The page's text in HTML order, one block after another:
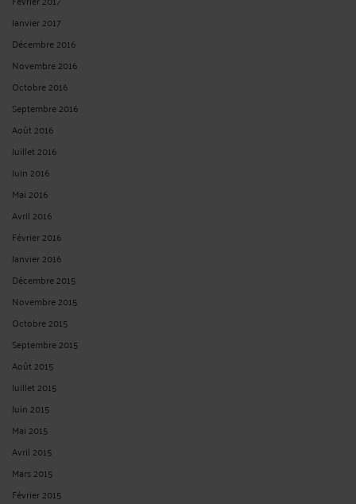
Janvier 2017
Décembre 2016
Novembre 2016
Octobre 2016
Septembre 2016
Août 2016
Juillet 2016
Juin 2016
Mai 2016
Avril 2016
Février 2016
Janvier 2016
Décembre 2015
Novembre 2015
Octobre 2015
Septembre 2015
Août 2015
Juillet 2015
Juin 2015
Mai 2015
Avril 2015
Mars 2015
Février 2015